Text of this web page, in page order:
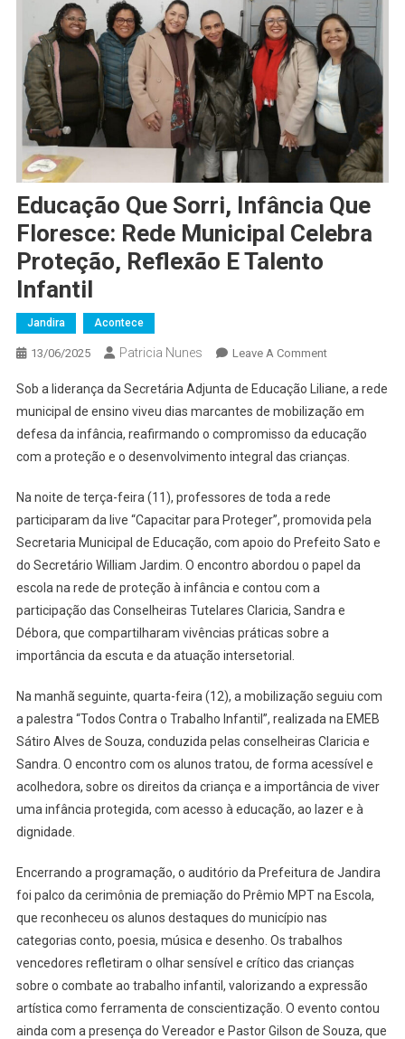
Educação Que Sorri, Infância Que
Floresce: Rede Municipal Celebra
Proteção, Reflexão E Talento
Infantil
Jandira Acontece
13/06/2025 Patricia Nunes Leave A CommentOn
Que
Sorri,
Infância
Que
Rede
Municipal
Celebra
Proteção,
Sob a liderança da Secretária Adjunta de Educação Liliane, a rede
municipal de ensino viveu dias marcantes de mobilização em
defesa da infância, reafirmando o compromisso da educação
com a proteção e o desenvolvimento integral das crianças.
Na noite de terça-feira (11), professores de toda a rede
participaram da live “Capacitar para Proteger”, promovida pela
Secretaria Municipal de Educação, com apoio do Prefeito Sato e
do Secretário William Jardim. O encontro abordou o papel da
escola na rede de proteção à infância e contou com a
participação das Conselheiras Tutelares Claricia, Sandra e
Débora, que compartilharam vivências práticas sobre a
importância da escuta e da atuação intersetorial.
Na manhã seguinte, quarta-feira (12), a mobilização seguiu com
a palestra “Todos Contra o Trabalho Infantil”, realizada na EMEB
Sátiro Alves de Souza, conduzida pelas conselheiras Claricia e
Sandra. O encontro com os alunos tratou, de forma acessível e
acolhedora, sobre os direitos da criança e a importância de viver
uma infância protegida, com acesso à educação, ao lazer e à
dignidade.
Encerrando a programação, o auditório da Prefeitura de Jandira
foi palco da cerimônia de premiação do Prêmio MPT na Escola,
que reconheceu os alunos destaques do município nas
categorias conto, poesia, música e desenho. Os trabalhos
vencedores refletiram o olhar sensível e crítico das crianças
sobre o combate ao trabalho infantil, valorizando a expressão
artística como ferramenta de conscientização. O evento contou
ainda com a presença do Vereador e Pastor Gilson de Souza, que